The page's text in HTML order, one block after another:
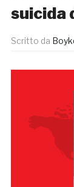
suicida
Scritto da